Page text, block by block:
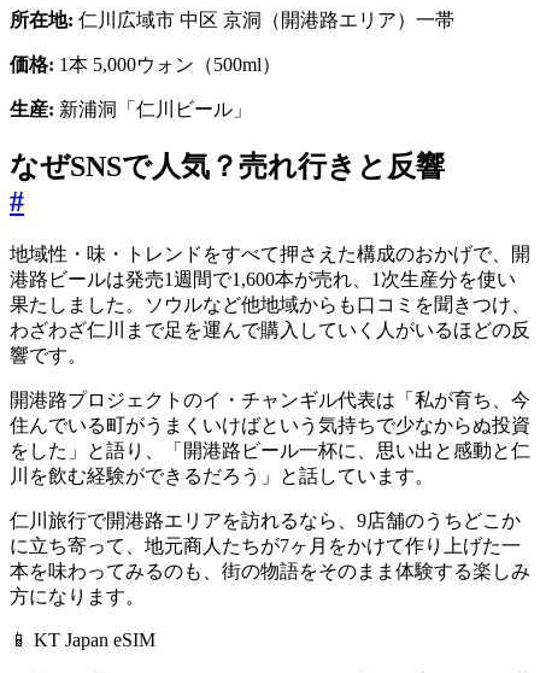
所在地: 仁川広域市 中区 京洞（開港路エリア）一帯
価格: 1本 5,000ウォン（500ml）
生産: 新浦洞「仁川ビール」
なぜSNSで人気？売れ行きと反響
#
地域性・味・トレンドをすべて押さえた構成のおかげで、開
港路ビールは発売1週間で1,600本が売れ、1次生産分を使い
果たしました。ソウルなど他地域からも口コミを聞きつけ、
わざわざ仁川まで足を運んで購入していく人がいるほどの反
響です。
開港路プロジェクトのイ・チャンギル代表は「私が育ち、今
住んでいる町がうまくいけばという気持ちで少なからぬ投資
をした」と語り、「開港路ビール一杯に、思い出と感動と仁
川を飲む経験ができるだろう」と話しています。
仁川旅行で開港路エリアを訪れるなら、9店舗のうちどこか
に立ち寄って、地元商人たちが7ヶ月をかけて作り上げた一
本を味わってみるのも、街の物語をそのまま体験する楽しみ
方になります。
📱 KT Japan eSIM